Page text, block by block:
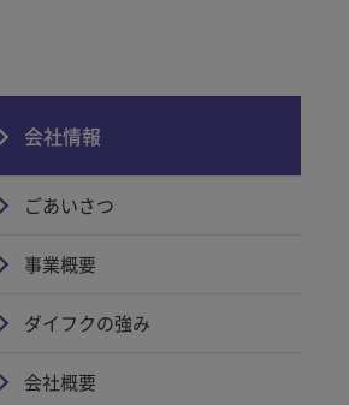
会社情報
ごあいさつ
事業概要
ダイフクの強み
会社概要